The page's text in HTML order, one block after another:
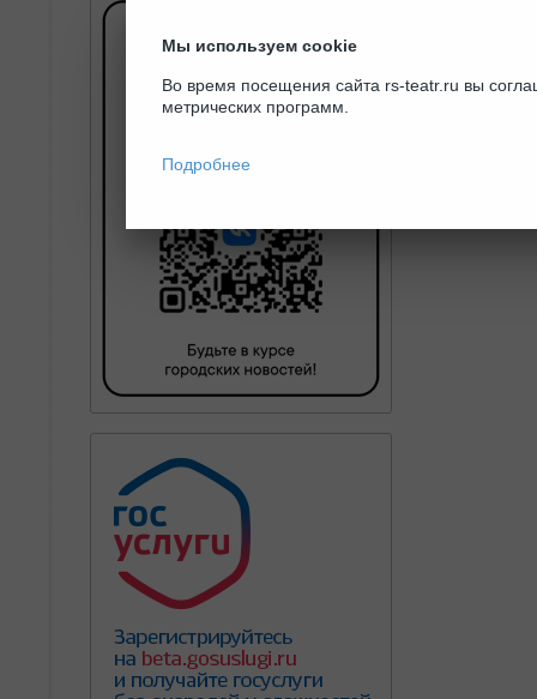
Мы используем cookie
Во время посещения сайта rs-teatr.ru вы
метрических программ.
Подробнее